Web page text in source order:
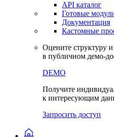
Получить
API & Data Feed
API and Data
Готовые
Документация
в публичном демо-